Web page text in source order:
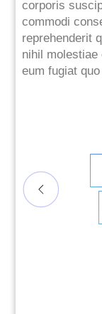
corporis
commodi
reprehenderit
nihil molestiae
eum fugiat